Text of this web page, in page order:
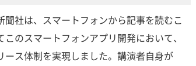
社は、スマートフォンから記事を読むこ
のスマートフォンアプリ開発において、
ス体制を実現しました。講演者自身が